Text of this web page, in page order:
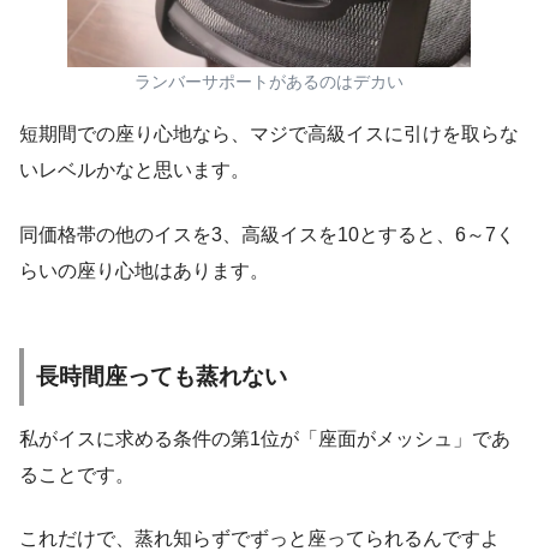
ランバーサポートがあるのはデカい
短期間での座り心地なら、マジで高級イスに引けを取らな
いレベルかなと思います。
同価格帯の他のイスを3、高級イスを10とすると、6～7く
らいの座り心地はあります。
長時間座っても蒸れない
私がイスに求める条件の第1位が「座面がメッシュ」であ
ることです。
これだけで、蒸れ知らずでずっと座ってられるんですよ